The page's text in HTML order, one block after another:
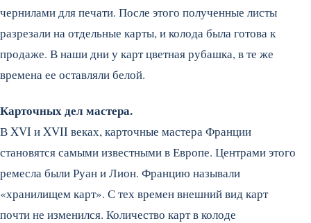
чернилами для печати. После этого полученные листы
разрезали на отдельные карты, и колода была готова к
продаже. В наши дни у карт цветная рубашка, в те же
времена ее оставляли белой.
Карточных дел мастера.
В XVI и XVII веках, карточные мастера Франции
становятся самыми известными в Европе. Центрами этого
ремесла были Руан и Лион. Францию называли
«хранилищем карт». С тех времен внешний вид карт
почти не изменился. Количество карт в колоде